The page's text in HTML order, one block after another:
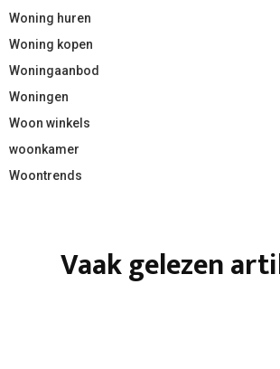
Woning huren
Woning kopen
Woningaanbod
Woningen
Woon winkels
woonkamer
Woontrends
Vaak gelezen